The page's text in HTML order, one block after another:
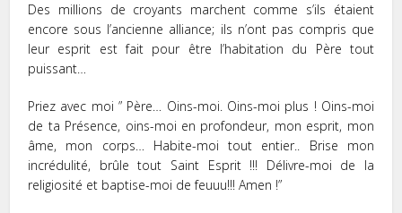
Des millions de croyants marchent comme s’ils étaient
encore sous l’ancienne alliance; ils n’ont pas compris que
leur esprit est fait pour être l’habitation du Père tout
puissant…
Priez avec moi ” Père… Oins-moi. Oins-moi plus ! Oins-moi
de ta Présence, oins-moi en profondeur, mon esprit, mon
âme, mon corps… Habite-moi tout entier.. Brise mon
incrédulité, brûle tout Saint Esprit !!! Délivre-moi de la
religiosité et baptise-moi de feuuu!!! Amen !”